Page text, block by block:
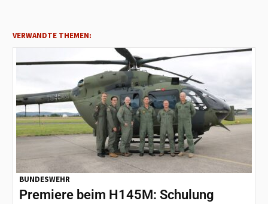
VERWANDTE THEMEN:
BUNDESWEHR
Premiere beim H145M: Schulung